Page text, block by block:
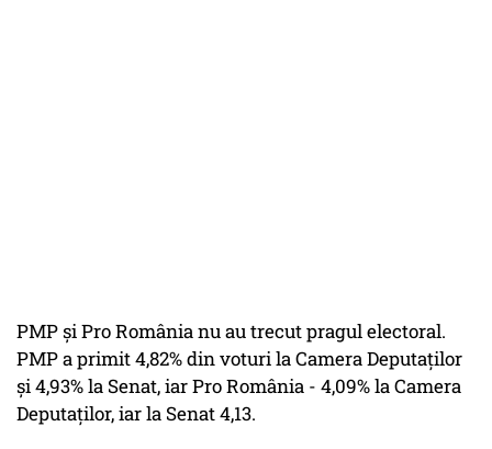
PMP și Pro România nu au trecut pragul electoral.
PMP a primit 4,82% din voturi la Camera Deputaților
și 4,93% la Senat, iar Pro România - 4,09% la Camera
Deputaților, iar la Senat 4,13.